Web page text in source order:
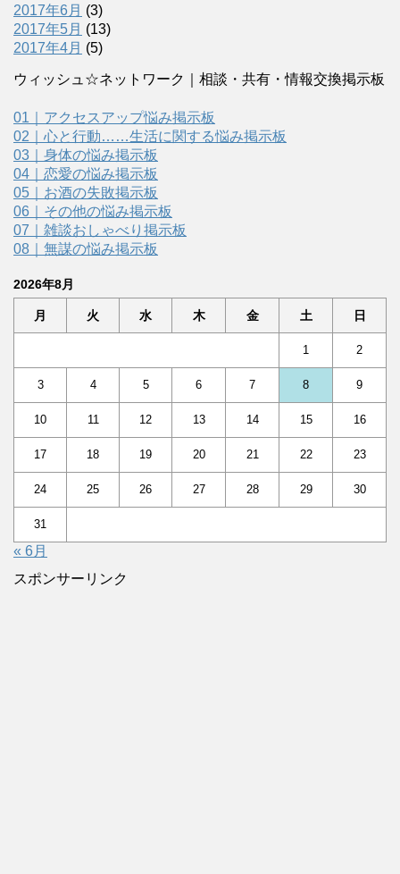
2017年6月 (3)
2017年5月 (13)
2017年4月 (5)
ウィッシュ☆ネットワーク｜相談・共有・情報交換掲示板
01｜アクセスアップ悩み掲示板
02｜心と行動……生活に関する悩み掲示板
03｜身体の悩み掲示板
04｜恋愛の悩み掲示板
05｜お酒の失敗掲示板
06｜その他の悩み掲示板
07｜雑談おしゃべり掲示板
08｜無謀の悩み掲示板
2026年8月
月 火 水 木 金 土 日
1 2
3 4 5 6 7 8 9
10 11 12 13 14 15 16
17 18 19 20 21 22 23
24 25 26 27 28 29 30
31
« 6月
スポンサーリンク